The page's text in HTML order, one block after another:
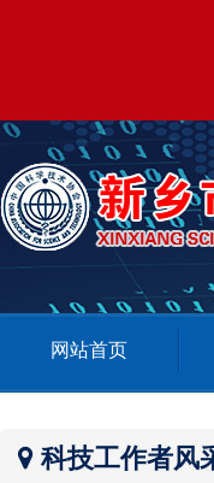
网站首页
科技工作者风